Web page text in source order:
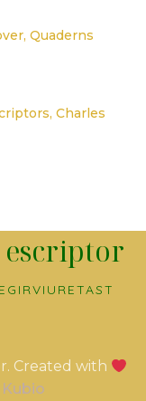
Quaderns
Charles
escriptor
VIURETAST
Created with
Kubio